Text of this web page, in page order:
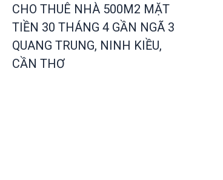
CHO THUÊ NHÀ 500M2 MẶT
TIỀN 30 THÁNG 4 GẦN NGÃ 3
QUANG TRUNG, NINH KIỀU,
CẦN THƠ